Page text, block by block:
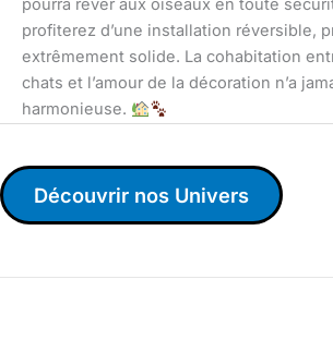
pourra rêver aux oiseaux en toute
profiterez d’une installation réversible,
extrêmement solide. La cohabitation
chats et l’amour de la décoration n’a
harmonieuse.
Découvrir nos Univers